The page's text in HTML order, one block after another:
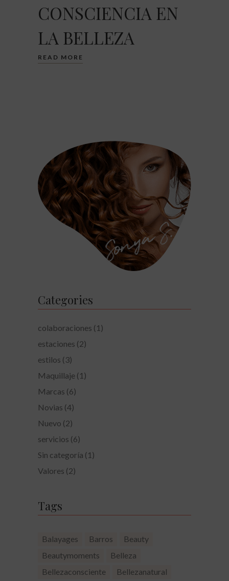
CONSCIENCIA EN
LA BELLEZA
READ MORE
Categories
colaboraciones (1)
estaciones (2)
estilos (3)
Maquillaje (1)
Marcas (6)
Novias (4)
Nuevo (2)
servicios (6)
Sin categoría (1)
Valores (2)
Tags
Balayages Barros
Beauty
Beautymoments
Belleza
Bellezaconsciente
Bellezanatural